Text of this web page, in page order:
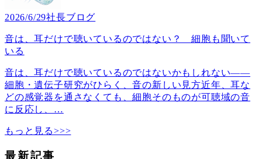
2026/6/29社長ブログ
音は、耳だけで聴いているのではない？ 細胞も聞いて
いる
音は、耳だけで聴いているのではないかもしれない――
細胞・遺伝子研究がひらく、音の新しい見方近年、耳な
どの感覚器を通さなくても、細胞そのものが可聴域の音
に反応し、 …
もっと見る>>>
最新記事